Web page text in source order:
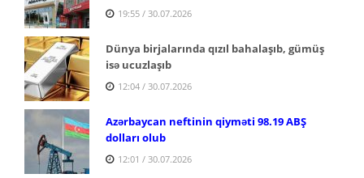
19:55 / 30.07.2026
Dünya birjalarında qızıl bahalaşıb, gümüş
isə ucuzlaşıb
12:04 / 30.07.2026
Azərbaycan neftinin qiyməti 98.19 ABŞ
dolları olub
12:01 / 30.07.2026